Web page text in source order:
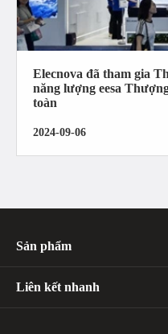
Elecnova đã tham gia
năng lượng eesa
toàn
2024-09-06
Sản phẩm
Liên kết nhanh